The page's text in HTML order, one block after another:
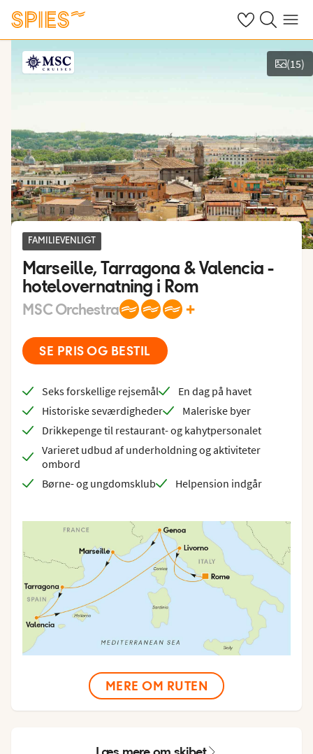
Se dine gemte
Søg påMenu
Vis billeder
(15)
FAMILIEVENLIGT
Marseille, Tarragona & Valencia -
hotelovernatning i Rom
MSC Orchestra +
SE PRIS OG BESTIL
Seks forskellige rejsemål
En dag på havet
Historiske seværdigheder
Maleriske byer
Drikkepenge til restaurant- og kahytpersonalet
Varieret udbud af underholdning og aktiviteter
ombord
Børne- og ungdomsklub
Helpension indgår
MERE OM RUTEN